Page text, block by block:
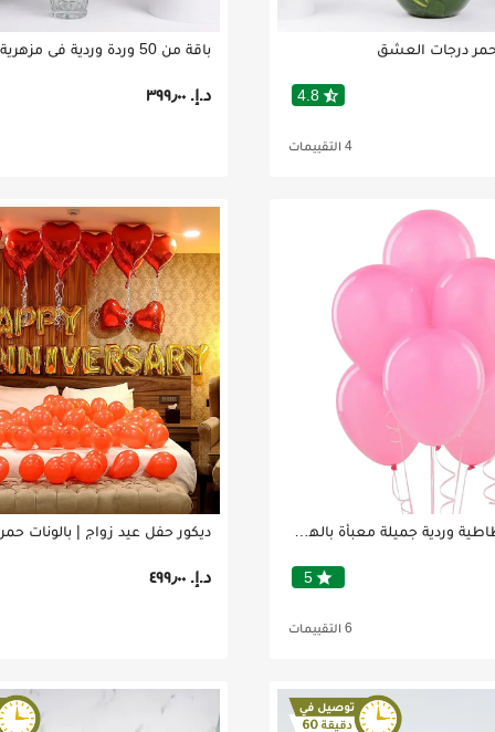
درجات العشق
4.8star_half
4 التقييمات
د.إ.‏ ٣٩٩٫٠٠
5star
6 التقييمات
ديكور حفل عيد زواج | بالونات
د.إ.‏ ٤٩٩٫٠٠